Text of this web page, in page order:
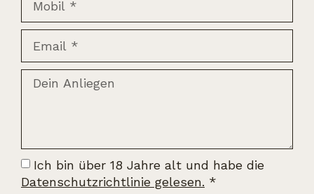
Ich bin über 18 Jahre alt und habe die
Datenschutzrichtlinie gelesen. *